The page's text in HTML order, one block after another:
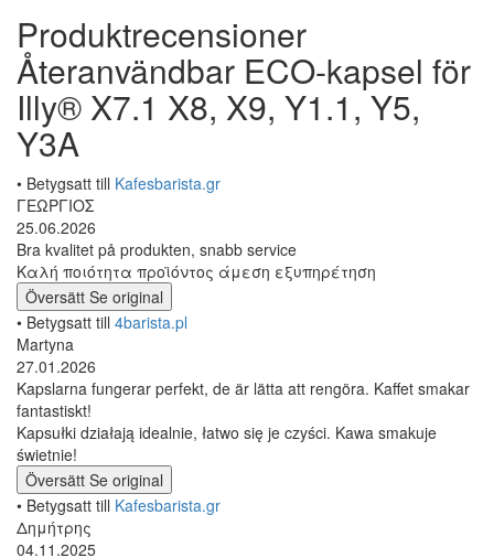
Produktrecensioner
Återanvändbar ECO-kapsel för
Illy® X7.1 X8, X9, Y1.1, Y5,
Y3A
• Betygsatt till Kafesbarista.gr
ΓΕΩΡΓΙΟΣ
25.06.2026
Bra kvalitet på produkten, snabb service
Καλή ποιότητα προϊόντος άμεση εξυπηρέτηση
Översätt Se original
• Betygsatt till 4barista.pl
Martyna
27.01.2026
Kapslarna fungerar perfekt, de är lätta att rengöra. Kaffet smakar
fantastiskt!
Kapsułki działają idealnie, łatwo się je czyści. Kawa smakuje
świetnie!
Översätt Se original
• Betygsatt till Kafesbarista.gr
Δημήτρης
04.11.2025